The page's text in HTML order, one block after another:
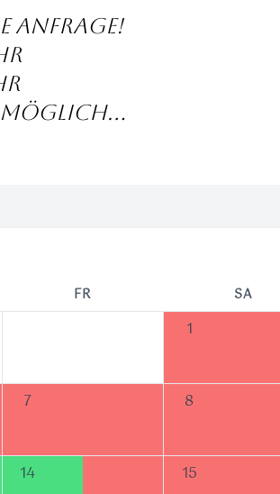
Anfrage!
möglich...
FR SA
1
7 8
14 15